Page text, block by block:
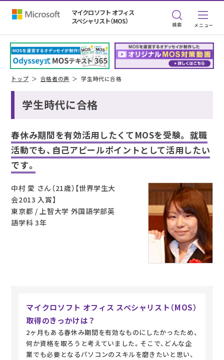
マイクロソフト オフィス
スペシャリスト（MOS）
検索
トップ 合格者の声 学生時代に合格
学生時代に合格
春休み期間を有効活用したくてMOSを受験。 就職
活動でも、自己アピールポイントとして活用したい
です。
中村 愛 さん（21歳）【世界学生大
会2013 入賞】
東京都 / 上智大学 外国語学部英
語学科 3年
マイクロソフト オフィス スペシャリスト（MOS）
取得のきっかけは？
2ヶ月もある春休み期間を有効なものにしたかったため、
何か資格を取ろうと考えていました。そこで、どんな企
業でも必要となるパソコンのスキルを磨きたいと思い、